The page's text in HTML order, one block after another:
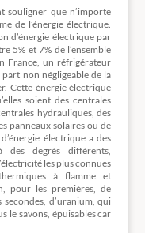
souligner que n’importe
de l’énergie électrique.
d’énergie électrique par
5% et 7% de l’ensemble
France, un réfrigérateur
non négligeable de la
Cette énergie électrique
soient des centrales
hydrauliques, des
panneaux solaires ou de
électrique a des
des degrés différents,
les plus connues
à flamme et
pour les premières, de
d’uranium, qui
le savons, épuisables car